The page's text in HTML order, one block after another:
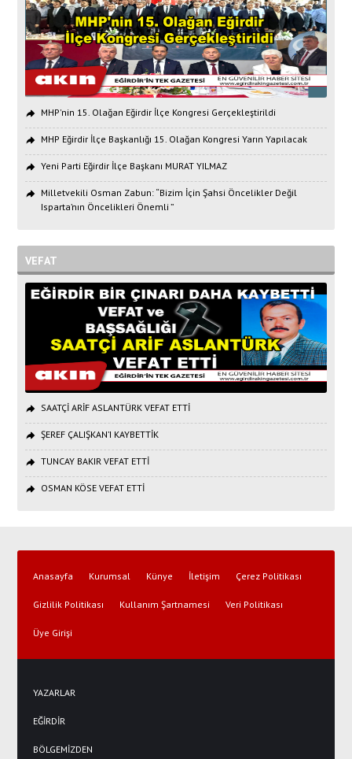
MHP'nin 15. Olağan Eğirdir İlçe Kongresi Gerçekleştirildi
MHP Eğirdir İlçe Başkanlığı 15. Olağan Kongresi Yarın Yapılacak
Yeni Parti Eğirdir İlçe Başkanı MURAT YILMAZ
Milletvekili Osman Zabun: “Bizim İçin Şahsi Öncelikler Değil
Isparta’nın Öncelikleri Önemli ”
VEFAT
SAATÇİ ARİF ASLANTÜRK VEFAT ETTİ
ŞEREF ÇALIŞKAN’I KAYBETTİK
TUNCAY BAKIR VEFAT ETTİ
OSMAN KÖSE VEFAT ETTİ
Anasayfa Kurumsal Künye İletişim Çerez Politikası
Gizlilik Politikası Kullanım Şartnamesi Veri Politikası
Üye Girişi
YAZARLAR
EĞİRDİR
BÖLGEMİZDEN